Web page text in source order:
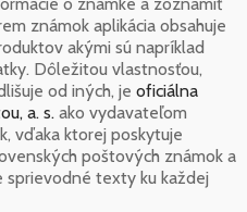
o známke a zoznámiť
známok aplikácia obsahuje
akými sú napríklad
Dôležitou vlastnosťou,
od iných, je oficiálna
a. s. ako vydavateľom
vďaka ktorej poskytuje
poštových známok a
texty ku každej